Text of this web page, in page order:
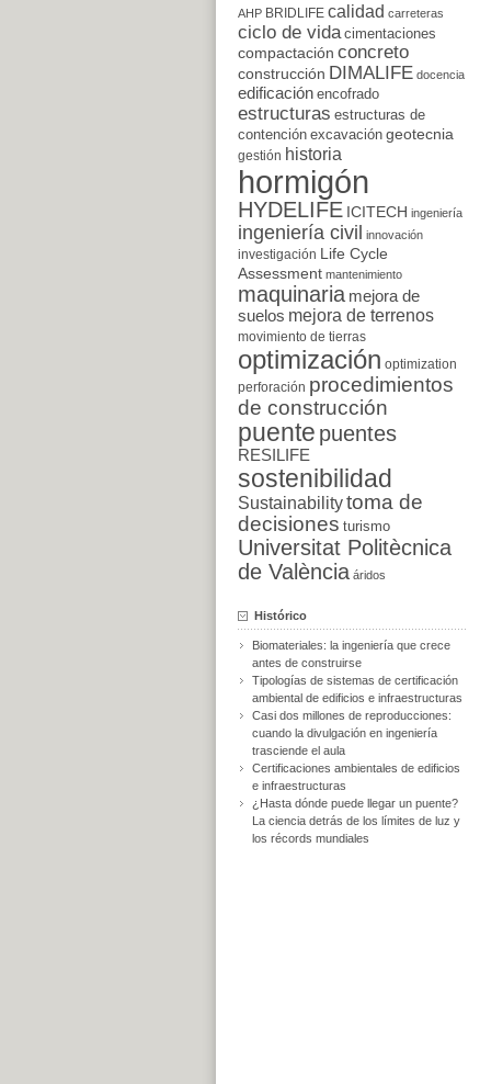
AHP BRIDLIFE calidad carreteras
ciclo de vida cimentaciones
compactación concreto
construcción DIMALIFE docencia
edificación encofrado
estructuras estructuras de
contención excavación geotecnia
gestión historia
hormigón
HYDELIFE ICITECH ingeniería
ingeniería civil innovación
investigación
Life Cycle
Assessment mantenimiento
maquinaria mejora de
suelos mejora de terrenos
movimiento de tierras
optimización optimization
perforación procedimientos
de construcción
puente puentes
RESILIFE
sostenibilidad
Sustainabilitytoma de
decisiones turismo
Universitat Politècnica
de València áridos
Histórico
Biomateriales: la ingeniería que crece
antes de construirse
Tipologías de sistemas de certificación
ambiental de edificios e infraestructuras
Casi dos millones de reproducciones:
cuando la divulgación en ingeniería
trasciende el aula
Certificaciones ambientales de edificios
e infraestructuras
¿Hasta dónde puede llegar un puente?
La ciencia detrás de los límites de luz y
los récords mundiales